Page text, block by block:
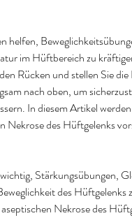
helfen,
im Hüftbereich zu
Rücken und stellen Sie
nach oben, um
In diesem Artikel
Nekrose des Hüftgelenks
Stärkungsübungen,
des Hüftgelenks
Nekrose des